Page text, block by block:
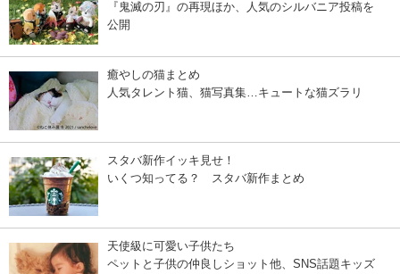
『鬼滅の刃』の再現ほか、人気のシルバニア投稿を
公開
癒やしの猫まとめ
人気タレント猫、猫写真集…キュートな猫ズラリ
スタバ新作イッキ見せ！
いくつ知ってる？ スタバ新作まとめ
天使級に可愛い子供たち
ペットと子供の仲良しショット他、SNS話題キッズ